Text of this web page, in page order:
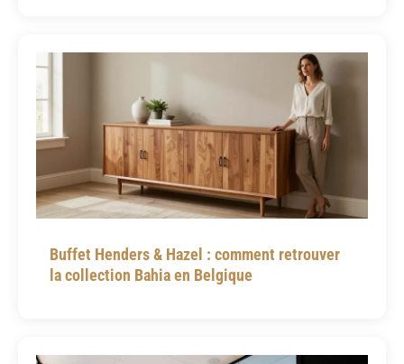
Buffet Henders & Hazel : comment retrouver
la collection Bahia en Belgique